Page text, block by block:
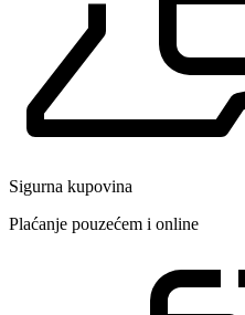
Sigurna kupovina
Plaćanje pouzećem i online